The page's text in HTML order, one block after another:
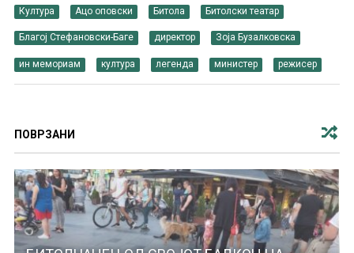
Култура Ацо оповски Битола Битолски театар
Благој Стефановски-Баге директор Зоја Бузалковска
ин мемориам култура легенда министер режисер
ПОВРЗАНИ